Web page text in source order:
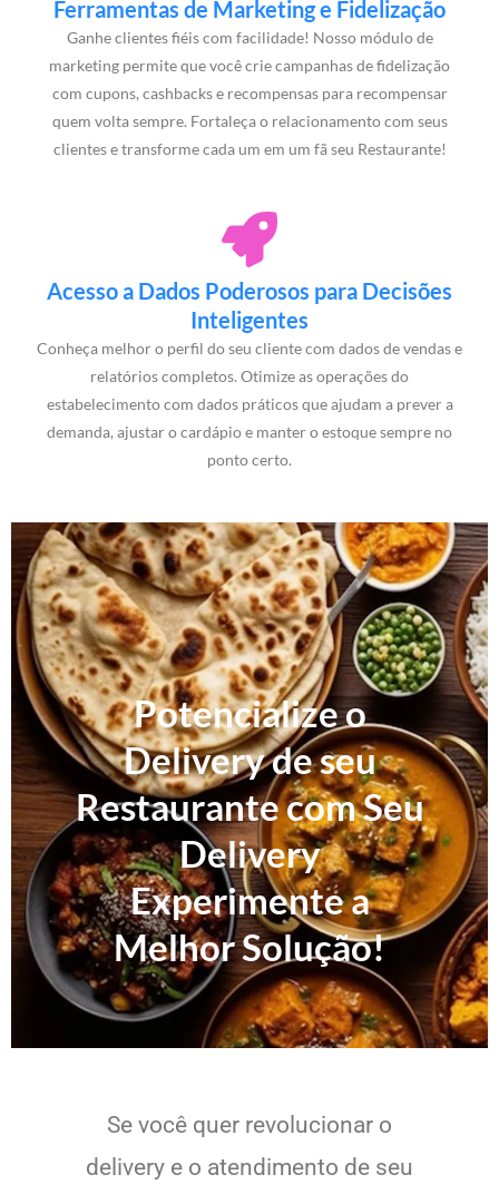
Ferramentas de Marketing e Fidelização
Ganhe clientes fiéis com facilidade! Nosso módulo de
marketing permite que você crie campanhas de fidelização
com cupons, cashbacks e recompensas para recompensar
quem volta sempre. Fortaleça o relacionamento com seus
clientes e transforme cada um em um fã seu Restaurante!
Acesso a Dados Poderosos para Decisões
Inteligentes
Conheça melhor o perfil do seu cliente com dados de vendas e
relatórios completos. Otimize as operações do
estabelecimento com dados práticos que ajudam a prever a
demanda, ajustar o cardápio e manter o estoque sempre no
ponto certo.
Potencialize o
Delivery de seu
Restaurante com Seu
Delivery
Experimente a
Melhor Solução!
Se você quer revolucionar o
delivery e o atendimento de seu